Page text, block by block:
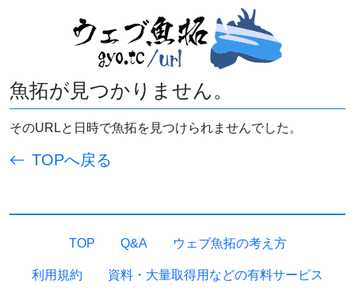
魚拓が見つかりません。
そのURLと日時で魚拓を見つけられませんでした。
TOPへ戻る
TOP Q&A ウェブ魚拓の考え方
利用規約 資料・大量取得用などの有料サービス